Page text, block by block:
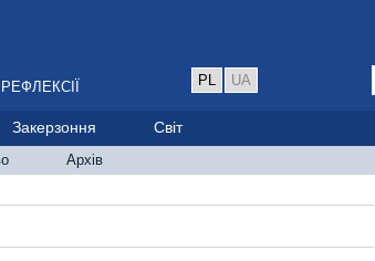
PL UA
Закерзоння Світ
Архів